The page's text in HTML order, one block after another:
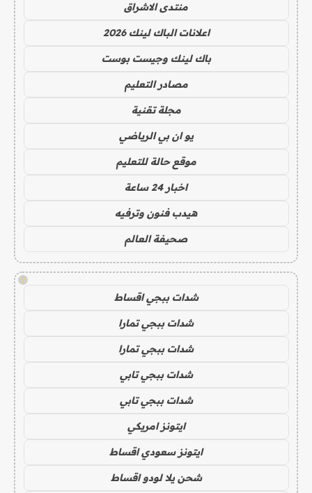
منتدى الاشراق
اعلانات الباك لينك 2026
باك لينك وجيست بوست
مصادر التعليم
مجلة تقنية
يو ان بي الرياضي
موقع حالة للتعليم
اخبار 24 ساعة
هيدب فنون وترفيه
صحيفة العالم
!
شدات ببجي اقساط
شدات ببجي تمارا
شدات ببجي تمارا
شدات ببجي تابي
شدات ببجي تابي
ايتونز امريكي
ايتونز سعودي اقساط
شحن يلا لودو اقساط